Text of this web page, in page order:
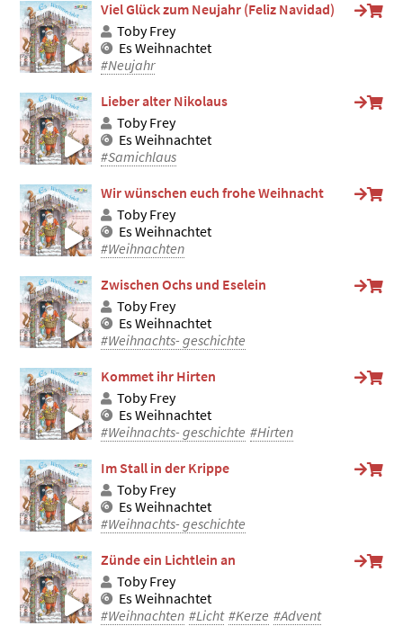
Viel Glück zum Neujahr (Feliz Navidad)
Toby Frey
Es Weihnachtet
#Neujahr
Lieber alter Nikolaus
Toby Frey
Es Weihnachtet
#Samichlaus
Wir wünschen euch frohe Weihnacht
Toby Frey
Es Weihnachtet
#Weihnachten
Zwischen Ochs und Eselein
Toby Frey
Es Weihnachtet
#Weihnachts- geschichte
Kommet ihr Hirten
Toby Frey
Es Weihnachtet
#Weihnachts- geschichte #Hirten
Im Stall in der Krippe
Toby Frey
Es Weihnachtet
#Weihnachts- geschichte
Zünde ein Lichtlein an
Toby Frey
Es Weihnachtet
#Weihnachten #Licht #Kerze #Advent